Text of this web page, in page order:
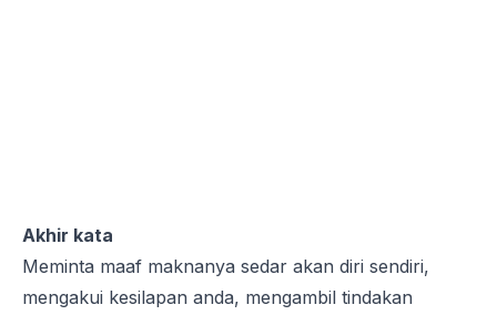
Akhir kata
Meminta maaf maknanya sedar akan diri sendiri,
mengakui kesilapan anda, mengambil tindakan